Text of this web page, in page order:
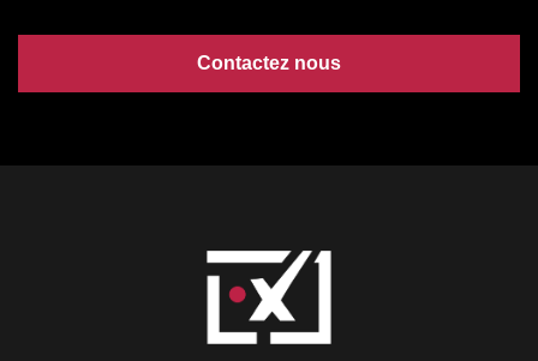
Contactez nous